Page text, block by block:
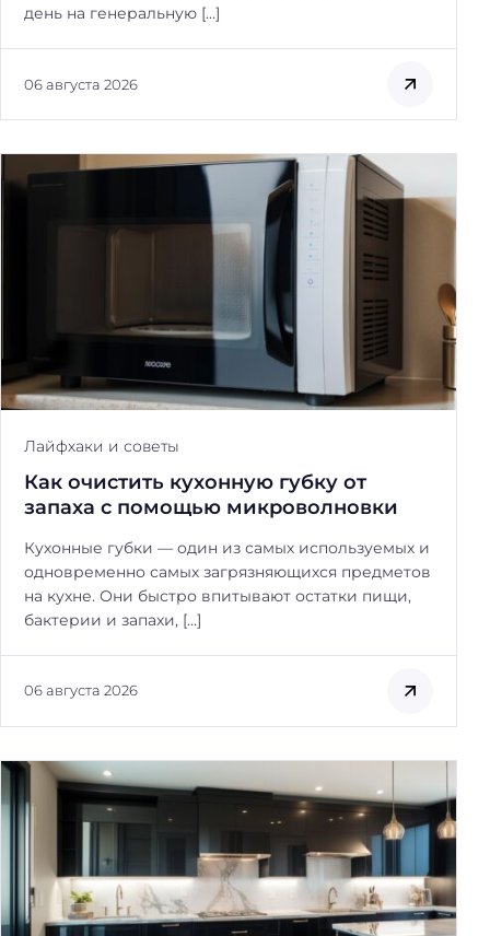
день на генеральную […]
06 августа 2026
Лайфхаки и советы
Как очистить кухонную губку от
запаха с помощью микроволновки
Кухонные губки — один из самых используемых и
одновременно самых загрязняющихся предметов
на кухне. Они быстро впитывают остатки пищи,
бактерии и запахи, […]
06 августа 2026